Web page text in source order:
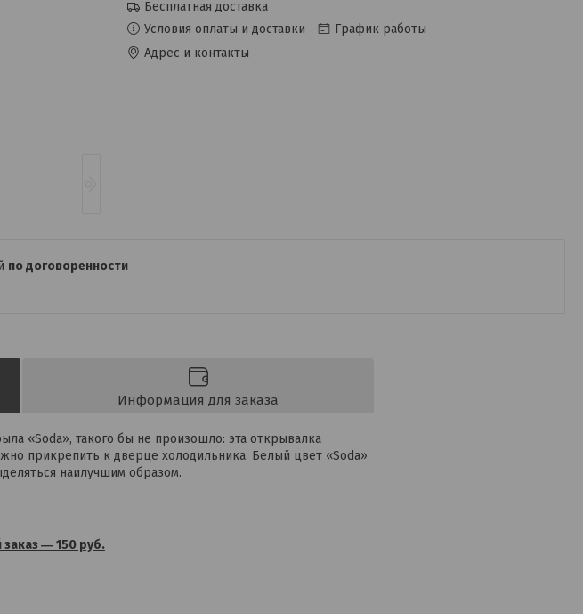
Бесплатная доставка
Условия оплаты и доставки
График работы
Адрес и контакты
по договоренности
Информация для заказа
«Soda», такого бы не произошло: эта открывалка
прикрепить к дверце холодильника. Белый цвет «Soda»
наилучшим образом.
― 150 руб.